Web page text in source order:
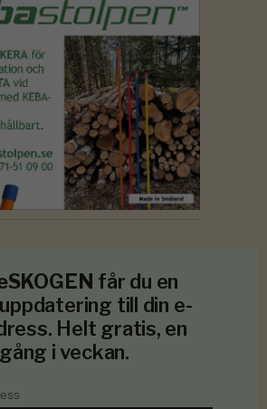
får du en
till din e-
Helt gratis, en
gång i veckan.